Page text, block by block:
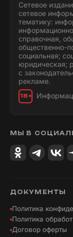
Сетевое
сетевое
тематику:
справочная,
общественно-
социальная;
юридическая;
с
рекламе.
18+
МЫ В
ДОКУМЕНТЫ
Политика
Политика
Договор оферты